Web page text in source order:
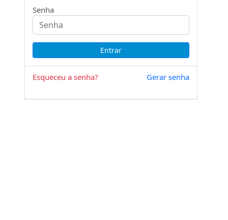
Senha
Esqueceu a senha? Gerar senha